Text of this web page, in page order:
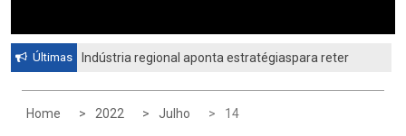
Últimas
Indústria regional aponta estratégiaspara reter
Home
2022 Julho 14